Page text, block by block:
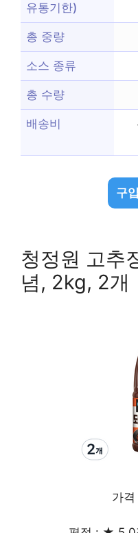
유통기한)
총 중량
소스 종류
총 수량
배송비
구
청정원 고추
념, 2kg, 2개
가격